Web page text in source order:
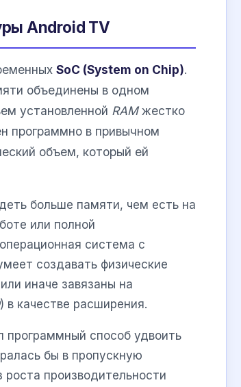
Android TV
SoC (System on Chip).
объединены в одном
установленной RAMжестко
программно в привычном
объем, который ей
больше памяти, чем есть на
или полной
система с
создавать физические
иначе завязаны на
) в качестве расширения.
способ удвоить
бы в пропускную
производительности